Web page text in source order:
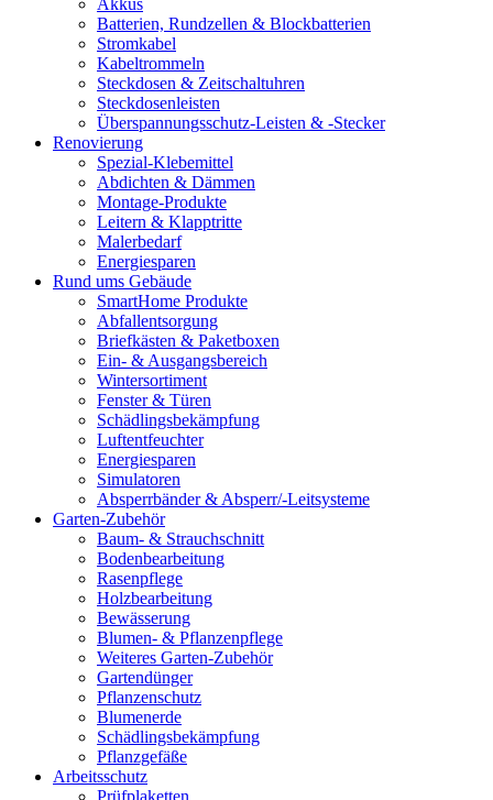
Akkus
Batterien, Rundzellen & Blockbatterien
Stromkabel
Kabeltrommeln
Steckdosen & Zeitschaltuhren
Steckdosenleisten
Überspannungsschutz-Leisten & -Stecker
Renovierung
Spezial-Klebemittel
Abdichten & Dämmen
Montage-Produkte
Leitern & Klapptritte
Malerbedarf
Energiesparen
Rund ums Gebäude
SmartHome Produkte
Abfallentsorgung
Briefkästen & Paketboxen
Ein- & Ausgangsbereich
Wintersortiment
Fenster & Türen
Schädlingsbekämpfung
Luftentfeuchter
Energiesparen
Simulatoren
Absperrbänder & Absperr/-Leitsysteme
Garten-Zubehör
Baum- & Strauchschnitt
Bodenbearbeitung
Rasenpflege
Holzbearbeitung
Bewässerung
Blumen- & Pflanzenpflege
Weiteres Garten-Zubehör
Gartendünger
Pflanzenschutz
Blumenerde
Schädlingsbekämpfung
Pflanzgefäße
Arbeitsschutz
Prüfplaketten